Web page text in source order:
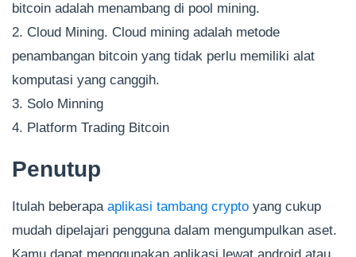
bitcoin adalah menambang di pool mining.
2. Cloud Mining. Cloud mining adalah metode
penambangan bitcoin yang tidak perlu memiliki alat
komputasi yang canggih.
3. Solo Minning
4. Platform Trading Bitcoin
Penutup
Itulah beberapa aplikasi tambang crypto yang cukup
mudah dipelajari pengguna dalam mengumpulkan aset.